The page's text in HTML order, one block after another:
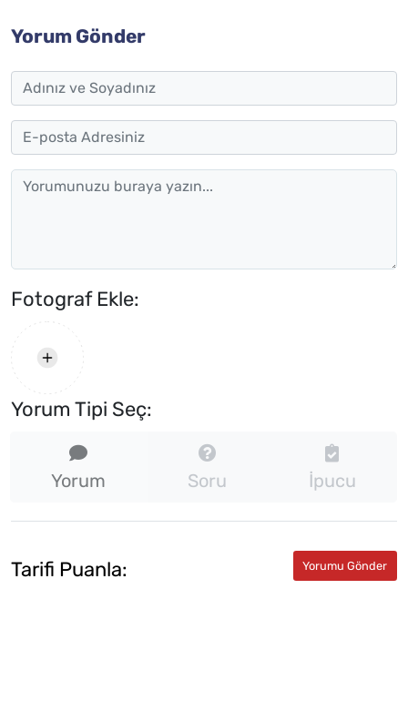
Yorum Gönder
Fotograf Ekle:
Yorum Tipi Seç:
Yorum Soru İpucu
Tarifi Puanla: